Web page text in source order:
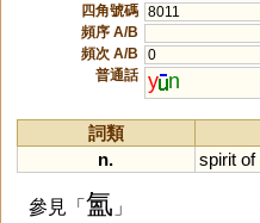
四角號碼 8011
頻序 A/B
頻次 A/B
0
普通話 y n
詞類
n.
spirit of
參見「氳 」